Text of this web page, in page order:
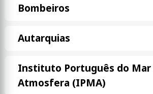
Bombeiros
Autarquias
Instituto Português do Mar
Atmosfera (IPMA)